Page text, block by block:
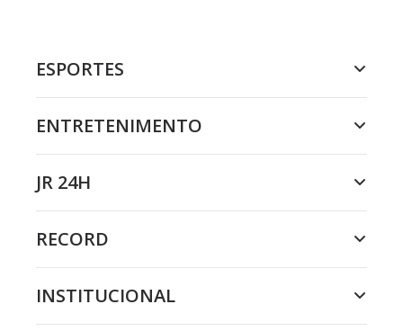
ESPORTES
ENTRETENIMENTO
JR 24H
RECORD
INSTITUCIONAL